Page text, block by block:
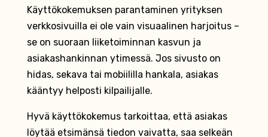
Käyttökokemuksen parantaminen yrityksen
verkkosivuilla ei ole vain visuaalinen harjoitus –
se on suoraan liiketoiminnan kasvun ja
asiakashankinnan ytimessä. Jos sivusto on
hidas, sekava tai mobiililla hankala, asiakas
kääntyy helposti kilpailijalle.
Hyvä käyttökokemus tarkoittaa, että asiakas
löytää etsimänsä tiedon vaivatta, saa selkeän